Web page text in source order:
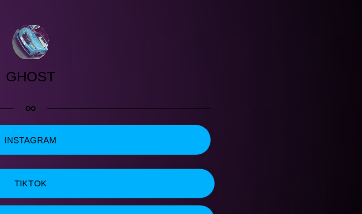
GHOST
INSTAGRAM
TIKTOK